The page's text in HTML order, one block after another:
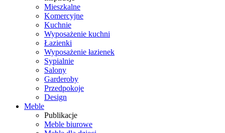
Mieszkalne
Komercyjne
Kuchnie
Wyposażenie kuchni
Łazienki
Wyposażenie łazienek
Sypialnie
Salony
Garderoby
Przedpokoje
Design
Meble
Publikacje
Meble biurowe